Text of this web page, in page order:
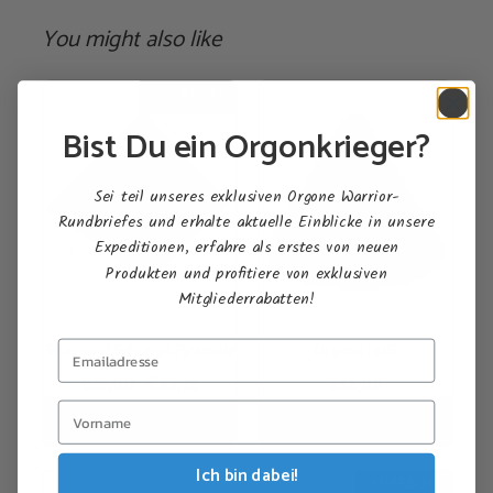
You might also like
Silber und Schungit Pyramide
€75,00 Ursprünglicher
Preis
€75,00
€63,75Aktueller
Preis
€63,75.
In den Warenkorb
€52,00
weist
mehrere
Varianten
auf.
Die
Optionen
können
Produktseite
gewählt
werden
Bist Du ein Orgonkrieger?
Sei teil unseres exklusiven Orgone Warrior-
Rundbriefes und erhalte aktuelle Einblicke in unsere
Expeditionen, erfahre als erstes von neuen
Produkten und profitiere von exklusiven
Mitgliederrabatten!
Ich bin dabei!